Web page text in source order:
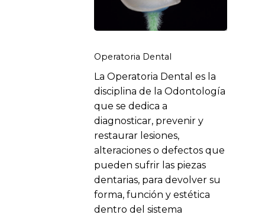
No hay productos en el carrito.
Go to shop
Operatoria Dental
La Operatoria Dental es la
disciplina de la Odontología
que se dedica a
diagnosticar, prevenir y
restaurar lesiones,
alteraciones o defectos que
pueden sufrir las piezas
dentarias, para devolver su
forma, función y estética
dentro del sistema